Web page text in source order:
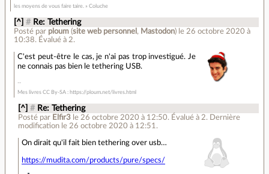
les moyens de vous faire taire. » Coluche
[^] # Re: Tethering
Posté par ploum (site web personnel , Mastodon) le 26 octobre 2020 à
10:38. Évalué à 2.
C'est peut-être le cas, je n'ai pas trop investigué. Je
ne connais pas bien le tethering USB.
Mes livres CC By-SA : https://ploum.net/livres.html
[^] # Re: Tethering
Posté par Elfir3 le 26 octobre 2020 à 12:50. Évalué à 2. Dernière
modification le 26 octobre 2020 à 12:51.
On dirait qu'il fait bien tethering over usb…
https://mudita.com/products/pure/specs/